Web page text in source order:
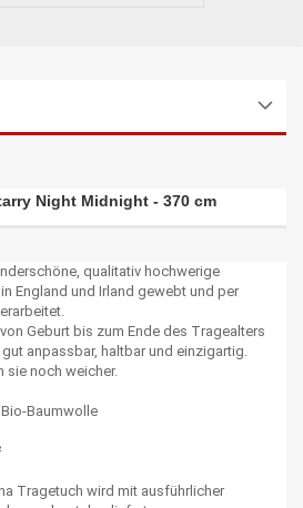
Night Midnight - 370 cm
qualitativ hochwerige
England und Irland gewebt und per
Geburt bis zum Ende des Tragealters
anpassbar, haltbar und einzigartig.
sie noch weicher.
Baumwolle
Tragetuch wird mit ausführlicher